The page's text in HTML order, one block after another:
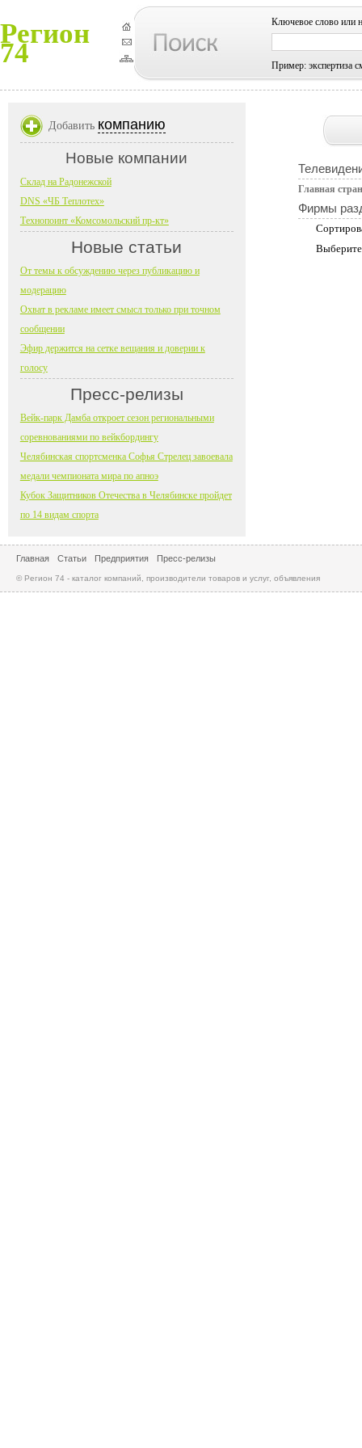
Регион
74
Ключевое слово или
Пример: экспертиза
Главная
Фирмы
Добавить компанию
Новые компании
Склад на Радонежской
DNS «ЧБ Теплотех»
Технопоинт «Комсомольский пр-кт»
Новые статьи
От темы к обсуждению через публикацию и
модерацию
Охват в рекламе имеет смысл только при точном
сообщении
Эфир держится на сетке вещания и доверии к
голосу
Пресс-релизы
Вейк-парк Дамба откроет сезон региональными
соревнованиями по вейкбордингу
Челябинская спортсменка Софья Стрелец завоевала
медали чемпионата мира по апноэ
Кубок Защитников Отечества в Челябинске пройдет
по 14 видам спорта
Главная Статьи Предприятия Пресс-релизы
© Регион 74 - каталог компаний, производители товаров и услуг, объявления